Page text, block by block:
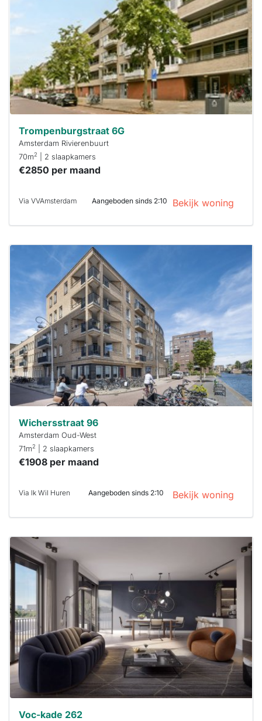
minuten
reageren.
Stekkies helpt
je hierbij!
Trompenburgstraat 6G
Amsterdam Rivierenbuurt
70m2 | 2 slaapkamers
€2850 per maand
Via VVAmsterdam Aangeboden sinds 2:10 Bekijk woning
Deze woning
is
waarschijnlijk
al verhuurd
Om kans te
maken moet je
binnen 15
minuten
reageren.
Stekkies helpt
je hierbij!
Wichersstraat 96
Amsterdam Oud-West
71m2 | 2 slaapkamers
€1908 per maand
Via Ik Wil Huren Aangeboden sinds 2:10 Bekijk woning
Deze woning
is
waarschijnlijk
al verhuurd
maken moet je
binnen 15
reageren.
Stekkies helpt
je hierbij!
Voc-kade 262